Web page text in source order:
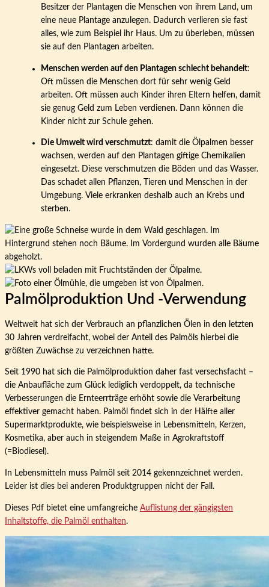
Besitzer der Plantagen die Menschen von ihrem Land, um
eine neue Plantage anzulegen. Dadurch verlieren sie fast
alles, wie zum Beispiel ihr Haus. Um zu überleben, müssen
sie auf den Plantagen arbeiten.
Menschen werden auf den Plantagen schlecht behandelt:
Oft müssen die Menschen dort für sehr wenig Geld
arbeiten. Oft müssen auch Kinder ihren Eltern helfen, damit
sie genug Geld zum Leben verdienen. Dann können die
Kinder nicht zur Schule gehen.
Die Umwelt wird verschmutzt: damit die Ölpalmen besser
wachsen, werden auf den Plantagen giftige Chemikalien
eingesetzt. Diese verschmutzen die Böden und das Wasser.
Das schadet allen Pflanzen, Tieren und Menschen in der
Umgebung. Viele erkranken deshalb auch an Krebs und
sterben.
Palmölproduktion Und -verwendung
Weltweit hat sich der Verbrauch an pflanzlichen Ölen in den letzten
30 Jahren verdreifacht, wobei der Anteil des Palmöls hierbei die
größten Zuwächse zu verzeichnen hatte.
Seit 1990 hat sich die Palmölproduktion daher fast versechsfacht –
die Anbaufläche zum Glück lediglich verdoppelt, da technische
Verbesserungen die Ernteerrträge erhöht sowie die Verarbeitung
effektiver gemacht haben. Palmöl findet sich in der Hälfte aller
Supermarktprodukte, wie beispielsweise in Lebensmitteln, Kerzen,
Kosmetika, aber auch in steigendem Maße in Agrokraftstoff
(=Biodiesel).
In Lebensmitteln muss Palmöl seit 2014 gekennzeichnet werden.
Leider ist dies bei anderen Produktgruppen nicht der Fall.
Dieses Pdf bietet eine umfangreiche Auflistung der gängigsten
Inhaltstoffe, die Palmöl enthalten.